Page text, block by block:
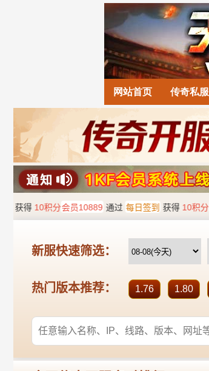
网站首页 传奇私服